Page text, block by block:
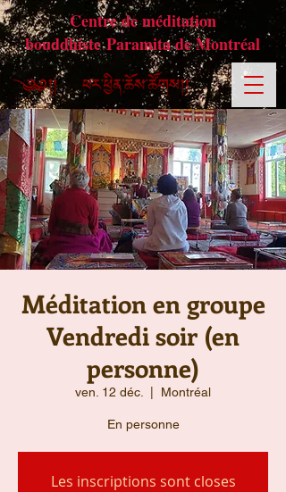
Centre de méditation
bouddhiste Paramita de Montréal
Méditation en groupe
Vendredi soir (en
personne)
ven. 12 déc. Montréal
En personne
Les inscriptions sont closes